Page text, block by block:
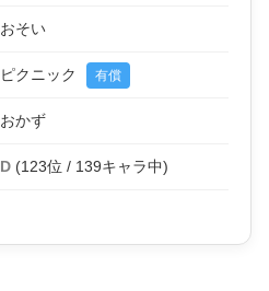
おそい
ピクニック 有償
おかず
D(123位 / 139キャラ中)